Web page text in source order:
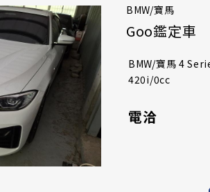
BMW/寶馬
Goo鑑定車
BMW/寶馬 4
420i/0cc
電洽